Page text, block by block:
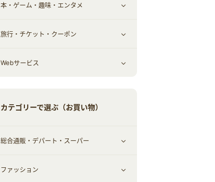
引越し
エコ・エネルギー
車情報・カーシェア・レンタル
習い事・学習・学校
仕事・転職
すべて見る
オフィス・文具
本・ゲーム・趣味・エンタメ
すべて見る
ゲーム・趣味
旅行・チケット・クーポン
すべて見る
Webサービス
カテゴリーで選ぶ（お買い物）
総合通販・デパート・スーパー
すべて見る
ファッション